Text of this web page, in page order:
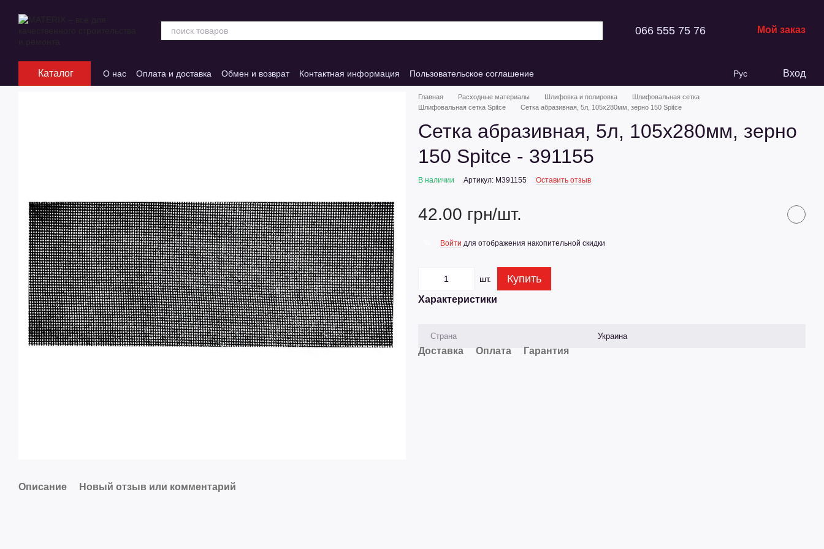
066 555 75 76 Мой заказ
Каталог О нас Оплата и доставка Обмен и возврат Контактная информация Пользовательское соглашение Рус Вход
Описание Новый отзыв или комментарий
Главная Расходные материалы Шлифовка и полировка
Шлифовальная сетка
Шлифовальная сетка Spitce
Сетка абразивная, 5л, 105х280мм, зерно 150 Spitce
Сетка абразивная, 5л, 105х280мм, зерно
150 Spitce - 391155
В наличии Артикул: M391155 Оставить отзыв
42.00 грн/шт.
Войти для отображения накопительной скидки
шт. Купить
Характеристики
Страна Украина
Доставка Оплата Гарантия